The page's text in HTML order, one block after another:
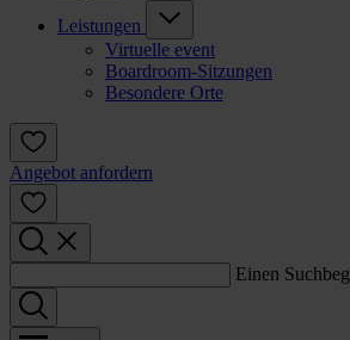
Leistungen
Virtuelle event
Boardroom-Sitzungen
Besondere Orte
Angebot anfordern
Einen